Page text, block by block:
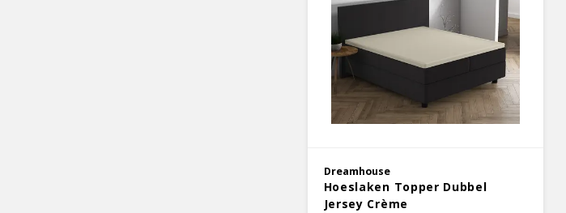
Dreamhouse
Hoeslaken Topper Dubbel
Jersey Crème